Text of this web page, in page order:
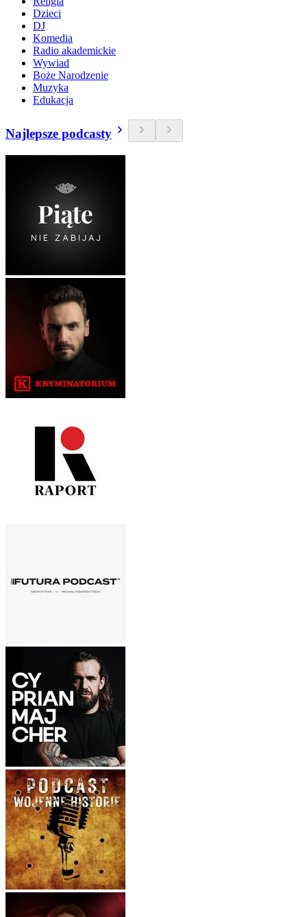
Dzieci
DJ
Komedia
Radio akademickie
Wywiad
Boże Narodzenie
Muzyka
Edukacja
Najlepsze podcasty